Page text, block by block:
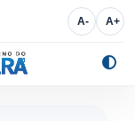
A- A+